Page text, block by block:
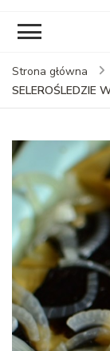
Strona główna
SELEROŚLEDZIE